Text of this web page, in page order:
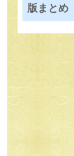
版まとめ